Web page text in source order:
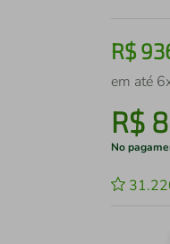
R$
em até 6
R$
No